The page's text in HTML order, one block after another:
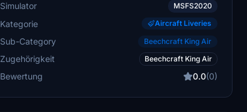
Simulator MSFS2020
Kategorie Aircraft Liveries
Sub-Category Beechcraft King Air
Zugehörigkeit Beechcraft King Air
Bewertung 0.0(0)